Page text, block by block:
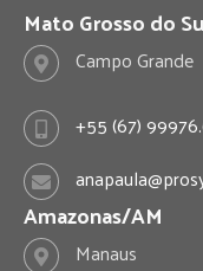
Mato Grosso do
Campo Grande
+55 (67)
Amazonas/AM
Manaus